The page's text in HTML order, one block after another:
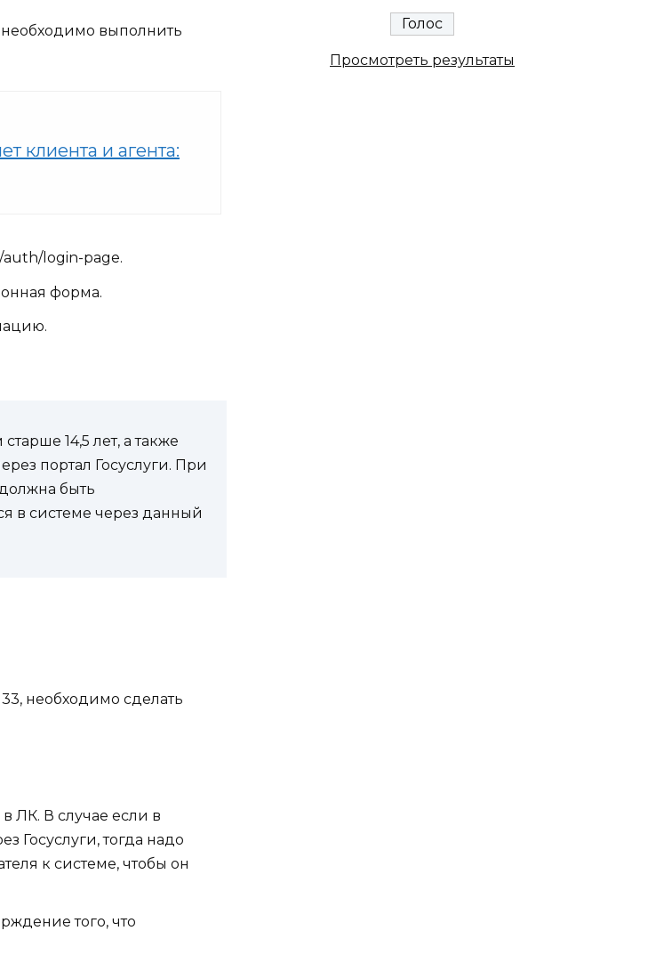
необходимо выполнить
клиента и агента:
auth/login-page.
форма.
14,5 лет, а также
портал Госуслуги. При
быть
в системе через данный
необходимо сделать
ЛК. В случае если в
Госуслуги, тогда надо
к системе, чтобы он
того, что
Просмотреть результаты